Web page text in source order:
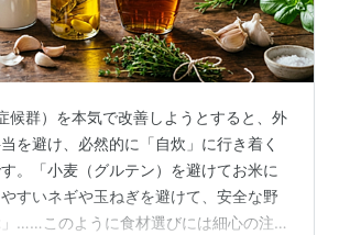
は紫外線、熱及び電気での殺菌消毒さ
分けた品質表示だ。
のラベルにあるからみるといい。
clear
候群）を本気で改善しようとすると、外
を避け、必然的に「自炊」に行き着く
。「小麦（グルテン）を避けてお米に
すいネギや玉ねぎを避けて、安全な野
……このように食材選びには細心の注意